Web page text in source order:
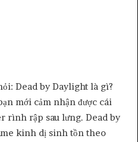
Dead by Daylight là gì?
mới cảm nhận được cái
rình rập sau lưng. Dead by
kinh dị sinh tồn theo